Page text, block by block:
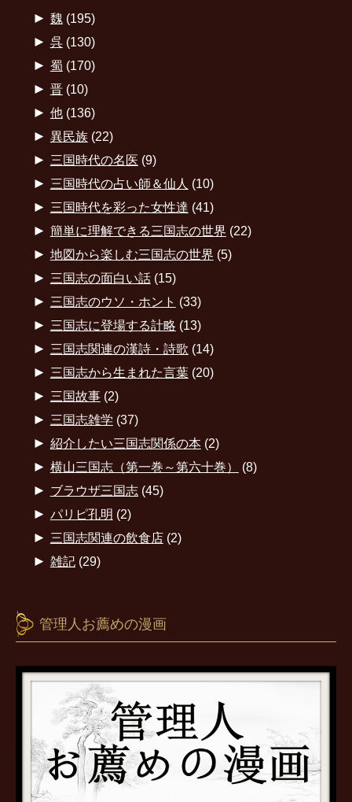
► 魏 (195)
► 呉(130)
► 蜀 (170)
► 晋(10)
► 他(136)
► 異民族(22)
► 三国時代の名医 (9)
► 三国時代の占い師＆仙人 (10)
► 三国時代を彩った女性達 (41)
► 簡単に理解できる三国志の世界 (22)
► 地図から楽しむ三国志の世界 (5)
► 三国志の面白い話(15)
► 三国志のウソ・ホント (33)
► 三国志に登場する計略 (13)
► 三国志関連の漢詩・詩歌 (14)
► 三国志から生まれた言葉(20)
► 三国故事(2)
► 三国志雑学 (37)
► 紹介したい三国志関係の本(2)
► 横山三国志（第一巻～第六十巻） (8)
► ブラウザ三国志(45)
► パリピ孔明 (2)
► 三国志関連の飲食店(2)
► 雑記(29)
管理人お薦めの漫画